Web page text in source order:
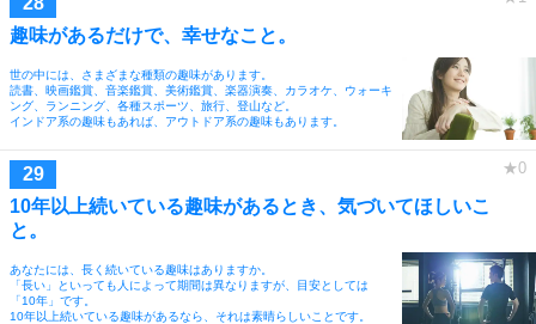
趣味があるだけで、幸せなこと。
世の中には、さまざまな種類の趣味があります。
読書、映画鑑賞、音楽鑑賞、美術鑑賞、楽器演奏、カラオケ、ウォーキ
ング、ランニング、各種スポーツ、旅行、登山など。
インドア系の趣味もあれば、アウトドア系の趣味もあります。
10年以上続いている趣味があるとき、気づいてほしいこ
と。
あなたには、長く続いている趣味はありますか。
「長い」といっても人によって期間は異なりますが、目安としては
「10年」です。
10年以上続いている趣味があるなら、それは素晴らしいことです。